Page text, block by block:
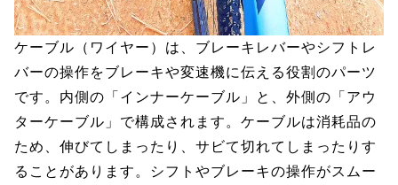
ケーブル（ワイヤー）は、ブレーキレバーやシフトレ
バーの操作をブレーキや変速機に伝える役割のパーツ
です。内側の「インナーケーブル」と、外側の「アウ
ターケーブル」で構成されます。ケーブルは消耗品の
ため、伸びてしまったり、サビて切れてしまったりす
ることがあります。シフトやブレーキの操作がスムー